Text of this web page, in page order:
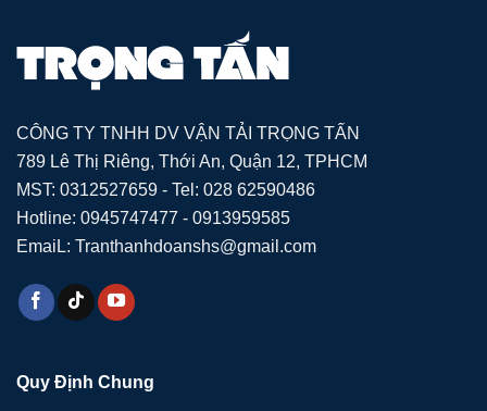
CÔNG TY TNHH DV VẬN TẢI TRỌNG TẤN
789 Lê Thị Riêng, Thới An, Quận 12, TPHCM
MST: 0312527659 - Tel: 028 62590486
Hotline: 0945747477 - 0913959585
EmaiL: Tranthanhdoanshs@gmail.com
Quy Định Chung